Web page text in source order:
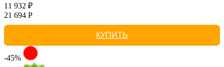
11 932 ₽
21 694 Р
КУПИТЬ
-45%